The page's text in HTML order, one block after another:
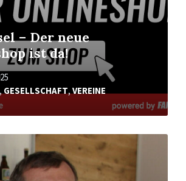
– Der neue
ist da!
, GESELLSCHAFT, VEREINE